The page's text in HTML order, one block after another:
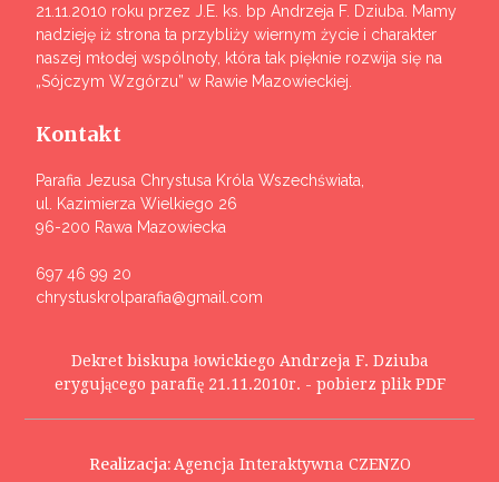
21.11.2010 roku przez J.E. ks. bp Andrzeja F. Dziuba. Mamy
nadzieję iż strona ta przybliży wiernym życie i charakter
naszej młodej wspólnoty, która tak pięknie rozwija się na
„Sójczym Wzgórzu” w Rawie Mazowieckiej.
Kontakt
Parafia Jezusa Chrystusa Króla Wszechświata,
ul. Kazimierza Wielkiego 26
96-200 Rawa Mazowiecka
697 46 99 20
chrystuskrolparafia@gmail.com
Dekret biskupa łowickiego Andrzeja F. Dziuba
erygującego parafię 21.11.2010r. - pobierz plik PDF
Realizacja:Agencja Interaktywna CZENZO